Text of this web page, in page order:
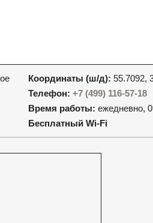
Координаты (ш/д): 55.7092,
Телефон: +7 (499) 116-57-18
Время работы: ежедневно,
Бесплатный Wi-Fi